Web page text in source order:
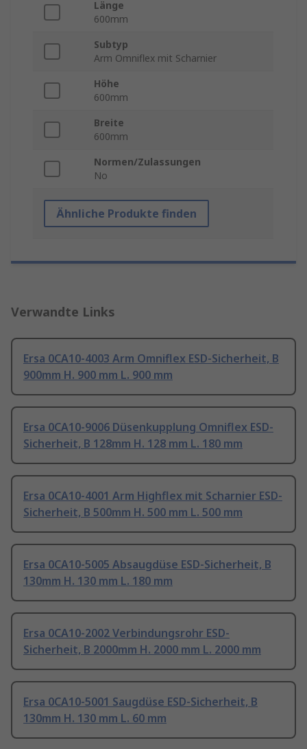
Länge
600mm
Subtyp
Arm Omniflex mit Scharnier
Höhe
600mm
Breite
600mm
Normen/Zulassungen
No
Ähnliche Produkte finden
Verwandte Links
Ersa 0CA10-4003 Arm Omniflex ESD-Sicherheit, B
900mm H. 900 mm L. 900 mm
Ersa 0CA10-9006 Düsenkupplung Omniflex ESD-
Sicherheit, B 128mm H. 128 mm L. 180 mm
Ersa 0CA10-4001 Arm Highflex mit Scharnier ESD-
Sicherheit, B 500mm H. 500 mm L. 500 mm
Ersa 0CA10-5005 Absaugdüse ESD-Sicherheit, B
130mm H. 130 mm L. 180 mm
Ersa 0CA10-2002 Verbindungsrohr ESD-
Sicherheit, B 2000mm H. 2000 mm L. 2000 mm
Ersa 0CA10-5001 Saugdüse ESD-Sicherheit, B
130mm H. 130 mm L. 60 mm